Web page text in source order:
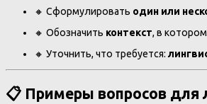
🔸 Сформулировать один или
🔸 Обозначить контекст, в
🔸 Уточнить, что требуется:
📋 Примеры вопросов для